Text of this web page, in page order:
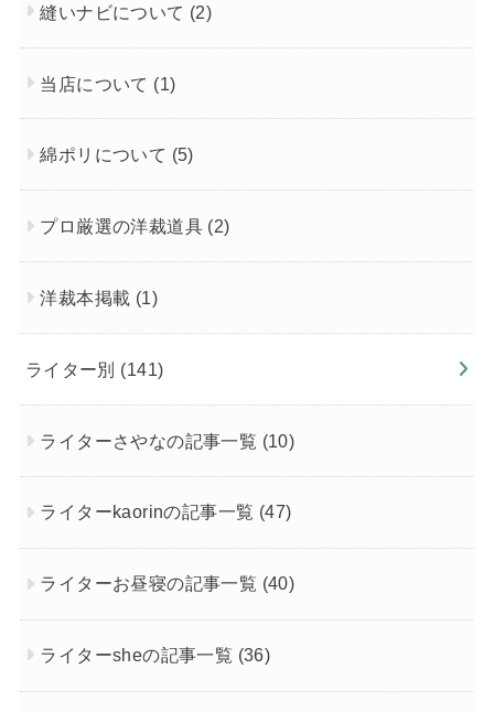
縫いナビについて (2)
当店について (1)
綿ポリについて (5)
プロ厳選の洋裁道具 (2)
洋裁本掲載 (1)
ライター別 (141)
ライターさやなの記事一覧 (10)
ライターkaorinの記事一覧 (47)
ライターお昼寝の記事一覧 (40)
ライターsheの記事一覧 (36)